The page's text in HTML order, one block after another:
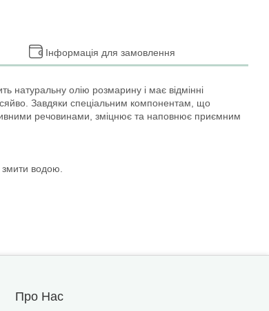
Інформація для замовлення
натуральну олію розмарину і має відмінні
Завдяки спеціальним компонентам, що
речовинами, зміцнює та наповнює приємним
змити водою.
Про Нас